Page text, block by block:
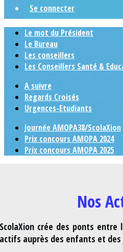
Se connecter
Le mot du Président
Le Bureau
Les conseillers
Les Conseillers Santé &
A suivre
Regards Croisés
Urgences-Etudiants
Journée AMOPA38/ScolaXion
Prix concours AMOPA 2024
Prix concours AMOPA 2025
Nos
crée des ponts
auprès des enfants et des